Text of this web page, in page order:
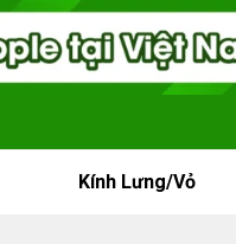
Kính Lưng/Vỏ